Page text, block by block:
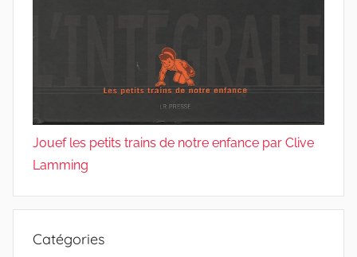
Jouef les petits trains de notre enfance par Clive
Lamming
Catégories